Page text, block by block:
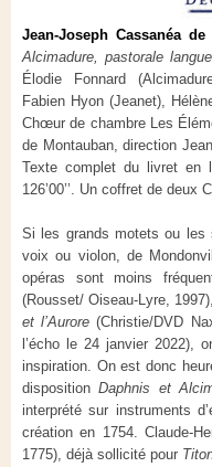
Jean-Joseph Cassanéa
Alcimadure, pastorale
Élodie Fonnard
Fabien Hyon (Jeanet),
Chœur de chambre Les
de Montauban, direction
Texte complet du livret en
126’00’’. Un coffret de deux
Si les grands motets ou les
voix ou violon, de
opéras sont moins
(Rousset/ Oiseau-Lyre, 1997),
et l’Aurore (Christie/DVD
l’écho le 24 janvier 2022),
inspiration. On est donc
dispositionDaphnis et
interprété sur instruments
création en 1754. Claude-
1775), déjà sollicité pour